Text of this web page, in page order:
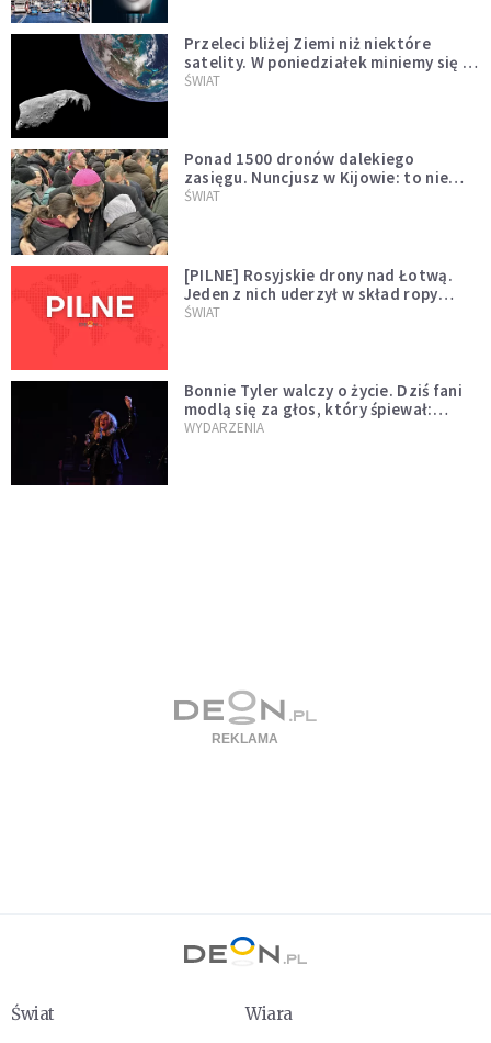
Przeleci bliżej Ziemi niż niektóre
satelity. W poniedziałek miniemy się z
asteroidą, która poprzedzi znacznie
ŚWIAT
Ponad 1500 dronów dalekiego
zasięgu. Nuncjusz w Kijowie: to nie
wygląda na wolę zakończenia wojny
ŚWIAT
[PILNE] Rosyjskie drony nad Łotwą.
Jeden z nich uderzył w skład ropy
naftowej
ŚWIAT
Bonnie Tyler walczy o życie. Dziś fani
modlą się za głos, który śpiewał:
"Lord, help me"
WYDARZENIA
Świat
Wiara